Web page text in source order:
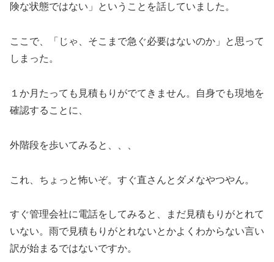
険な状態ではない」ということを話していました。
ここで、「じゃ、そこまで急ぐ必要はないのか」と思って
しまった。
１か月たっても見積もりがでてきません。自身でも現地を
確認することに、
外階段を歩いてみると、、、
これ、ちょっと怖いぞ。すぐ直さんとダメなやつやん。
すぐ管理会社に電話をしてみると、まだ見積もりがとれて
いない。雨で見積もりがとれないとかよくわからない言い
訳が始まるではないですか。